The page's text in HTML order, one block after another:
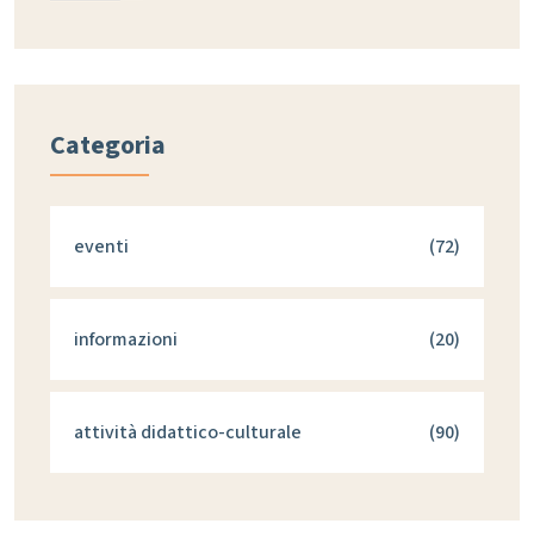
Categoria
eventi (72)
informazioni (20)
attività didattico-culturale (90)